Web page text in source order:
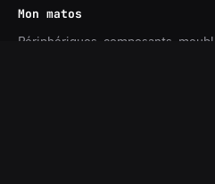
Mon matos
Périphériques, composants,